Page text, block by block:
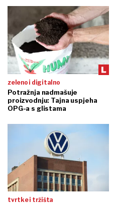
zeleno i digitalno
Potražnja nadmašuje
proizvodnju: Tajna uspjeha
OPG-a s glistama
tvrtke i tržišta